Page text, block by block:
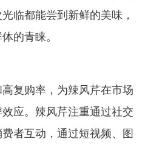
临都能尝到新鲜的美味，
的青睐。
复购率，为辣风芹在市场
应。辣风芹注重通过社交
者互动，通过短视频、图